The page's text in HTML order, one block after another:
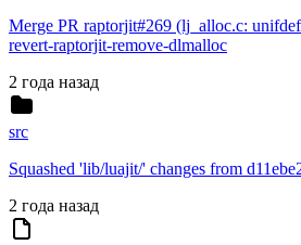
Merge PR raptorjit#269 (lj_alloc.c:
revert-raptorjit-remove-dlmalloc
2 года назад
src
Squashed 'lib/luajit/' changes from
2 года назад